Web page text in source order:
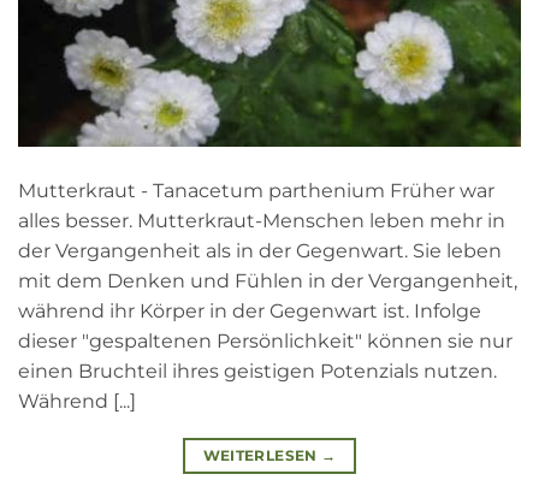
Mutterkraut - Tanacetum parthenium Früher war
alles besser. Mutterkraut-Menschen leben mehr in
der Vergangenheit als in der Gegenwart. Sie leben
mit dem Denken und Fühlen in der Vergangenheit,
während ihr Körper in der Gegenwart ist. Infolge
dieser "gespaltenen Persönlichkeit" können sie nur
einen Bruchteil ihres geistigen Potenzials nutzen.
Während [...]
WEITERLESEN →